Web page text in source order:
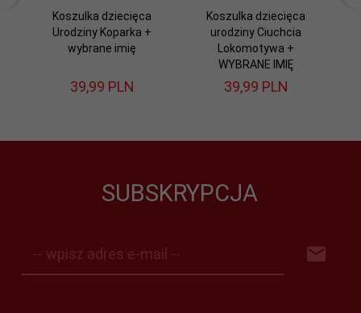
Koszulka dziecięca
Urodziny Koparka +
wybrane imię
39,99 PLN
Koszulka dziecięca
urodziny Ciuchcia
Lokomotywa +
WYBRANE IMIĘ
39,99 PLN
SUBSKRYPCJA
-- wpisz adres e-mail --